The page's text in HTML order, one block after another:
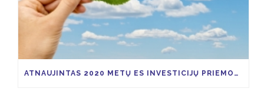
ATNAUJINTAS 2020 METŲ ES INVESTICIJŲ PRIEMONIŲ KVIETIMŲ TEIKTI PARAIŠKAS PLANAS